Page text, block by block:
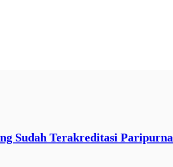
Sudah Terakreditasi Paripurna